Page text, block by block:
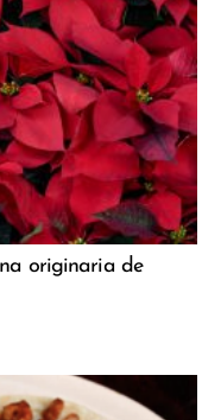
originaria de